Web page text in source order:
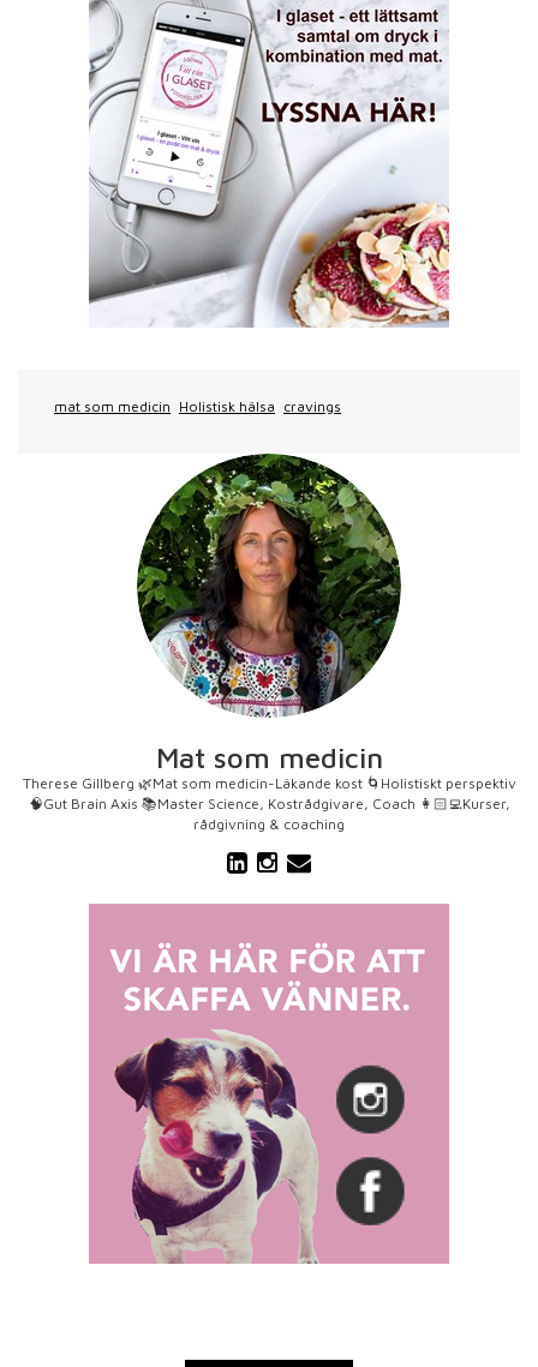
mat som medicin Holistisk hälsa cravings
Mat som medicin
Therese Gillberg 🌿Mat som medicin-Läkande kost 🌀Holistiskt perspektiv
🧠Gut Brain Axis 📚Master Science, Kostrådgivare, Coach 👩🏻‍💻Kurser,
rådgivning & coaching